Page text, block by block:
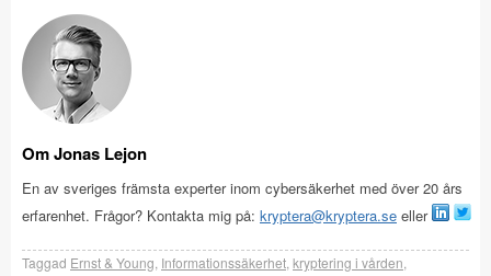
Om Jonas Lejon
En av sveriges främsta experter inom cybersäkerhet med över 20 års
erfarenhet. Frågor? Kontakta mig på: kryptera@kryptera.se eller
Taggad Ernst & Young Informationssäkerhet kryptering i vården